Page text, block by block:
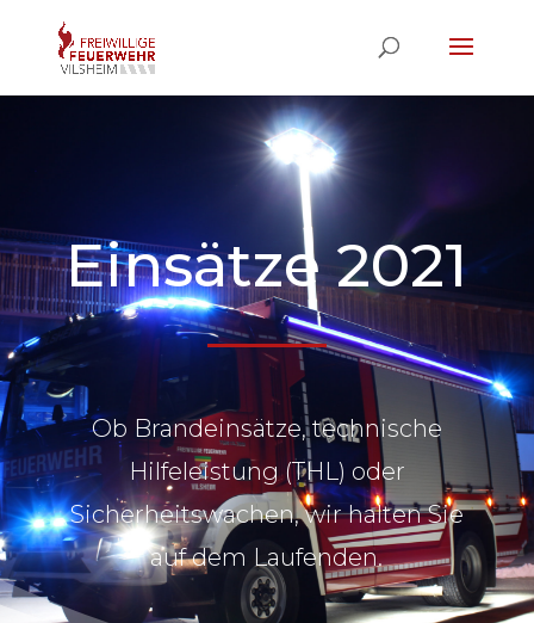
Einsätze 2021
Ob Brandeinsätze, technische
Hilfeleistung (THL) oder
Sicherheitswachen, wir halten Sie
auf dem Laufenden.